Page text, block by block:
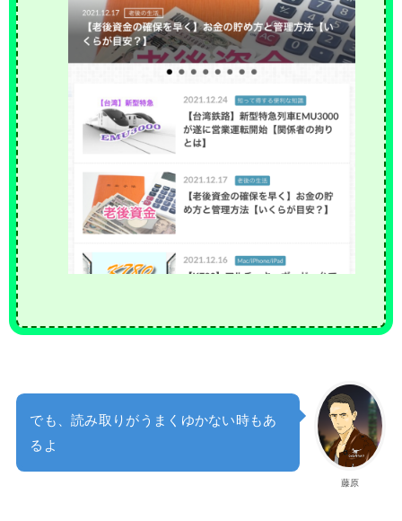
藤原
でも、読み取りがうまくゆかない時もあ
るよ